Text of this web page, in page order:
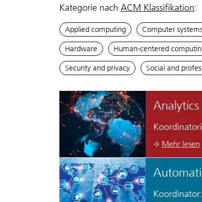
Kategorie nach ACM Klassifikation:
Applied computing Computer
Hardware Human-centered
Security and privacy Social and
Analytics
Mehr lesen
Koordinator: